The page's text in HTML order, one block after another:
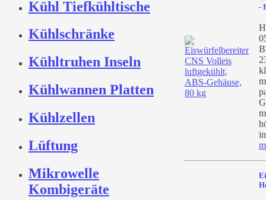
Kühl Tiefkühltische
Kühlschränke
Kühltruhen Inseln
Kühlwannen Platten
Kühlzellen
Lüftung
Mikrowelle
Kombigeräte
-